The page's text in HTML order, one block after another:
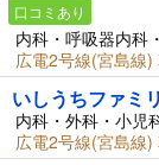
口コミあり
内科・呼吸器内科
広電2号線(宮島線
いしうちファミ
内科・外科・小児
広電2号線(宮島線